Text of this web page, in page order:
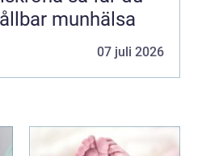
munhälsa
07 juli 2026